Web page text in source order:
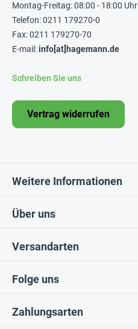
Folge uns
Über uns
Montag-Freitag: 08:00 - 18:00 Uhr
Telefon: 0211 179270-0
Fax: 0211 179270-70
E-mail:info[at]hagemann.de
Schreiben Sie uns
Vertrag widerrufen
Weitere Informationen
Zahlungsarten
Versandarten